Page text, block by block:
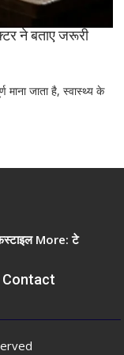
ने बताए जरूरी
माना जाता है, स्वास्थ्य के
More:टे
Contact